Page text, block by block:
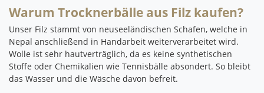
Warum Trocknerbälle aus Filz kaufen?
Unser Filz stammt von neuseeländischen Schafen, welche in
Nepal anschließend in Handarbeit weiterverarbeitet wird.
Wolle ist sehr hautverträglich, da es keine synthetischen
Stoffe oder Chemikalien wie Tennisbälle absondert. So bleibt
das Wasser und die Wäsche davon befreit.